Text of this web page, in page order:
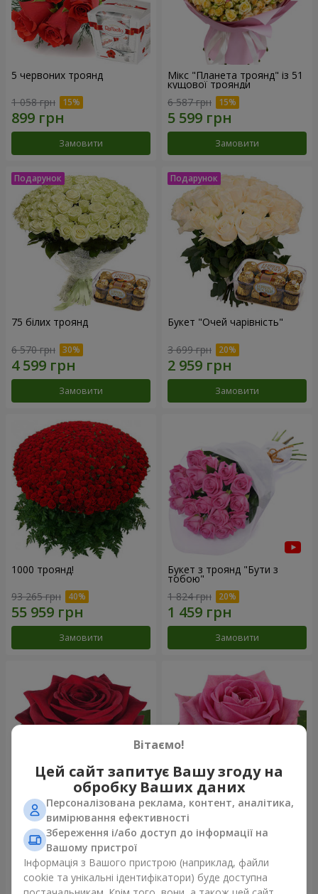
5 червоних троянд
1 058 грн
Замовити
Мікс "Планета троянд" із 51
кущової троянди
6 587 грн
Замовити
75 білих троянд
6 570 грн
Замовити
Букет "Очей чарівність"
3 699 грн
Замовити
1000 троянд!
93 265 грн
Замовити
Букет з троянд "Бути з
тобою"
1 824 грн
Замовити
Червона троянда
(поштучно)
Замовити
Рожева троянда (поштучно)
Замовити
Вітаємо!
Цей сайт запитує Вашу згоду на
обробку Ваших даних
Персоналізована реклама, контент, аналітика,
вимірювання ефективності
Збереження і/або доступ до інформації на
Вашому пристрої
Інформація з Вашого пристрою (наприклад, файли
cookie та унікальні ідентифікатори) буде доступна